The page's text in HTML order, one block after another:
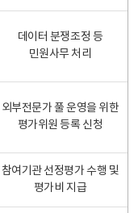
데이터 분쟁조정 등
민원사무 처리
외부전문가 풀 운영을 위한
평가위원 등록 신청
참여기관 선정평가 수행 및
평가비 지급